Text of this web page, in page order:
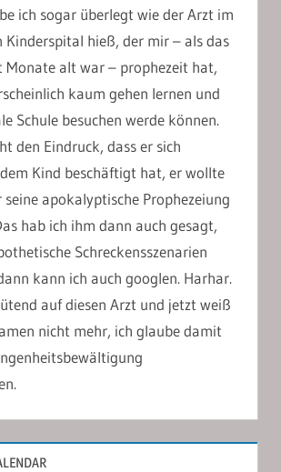
ich sogar überlegt wie der Arzt im
Kinderspital hieß, der mir – als das
Monate alt war – prophezeit hat,
kaum gehen lernen und
Schule besuchen werde können.
den Eindruck, dass er sich
Kind beschäftigt hat, er wollte
apokalyptische Prophezeiung
hab ich ihm dann auch gesagt,
Schreckensszenarien
kann ich auch googlen. Harhar.
auf diesen Arzt und jetzt weiß
nicht mehr, ich glaube damit